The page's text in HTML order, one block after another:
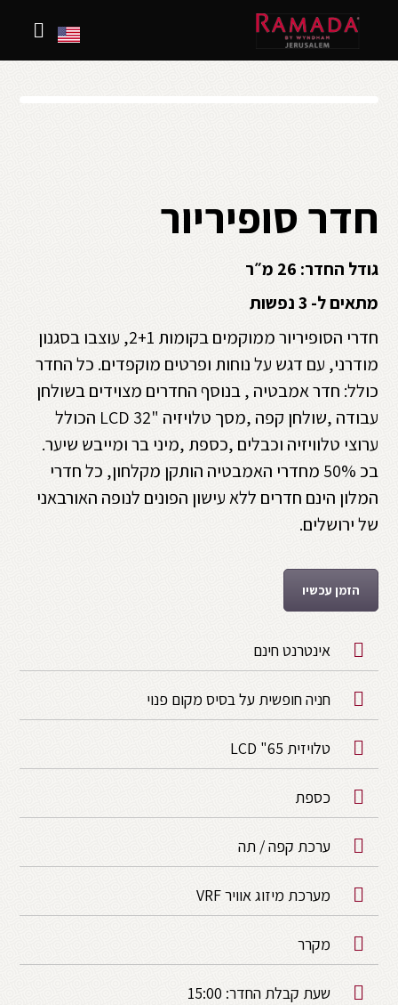
חדר סופיריור
גודל החדר:
מתאים ל- 3 נפשות
חדרי הסופיריור ממוקמים בקומות 2+1, עוצבו בסגנון
מודרני, עם דגש על נוחות ופרטים מוקפדים. כל החדר
כולל: חדר אמבטיה , בנוסף החדרים מצוידים בשולחן
עבודה ,שולחן קפה ,מסך טלויזיה "LCD 32 הכולל
ערוצי טלוויזיה וכבלים ,כספת ,מיני בר ומייבש שיער.
בכ 50% מחדרי האמבטיה הותקן מקלחון, כל חדרי
המלון הינם חדרים ללא עישון הפונים לנופה האורבאני
של ירושלים.
הזמן עכשיו
אינטרנט חינם
חניה חופשית על בסיס מקום פנוי
טלויזית LCD "65
כספת
ערכת קפה / תה
מערכת מיזוג אוויר VRF
מקרר
שעת קבלת החדר: 15:00